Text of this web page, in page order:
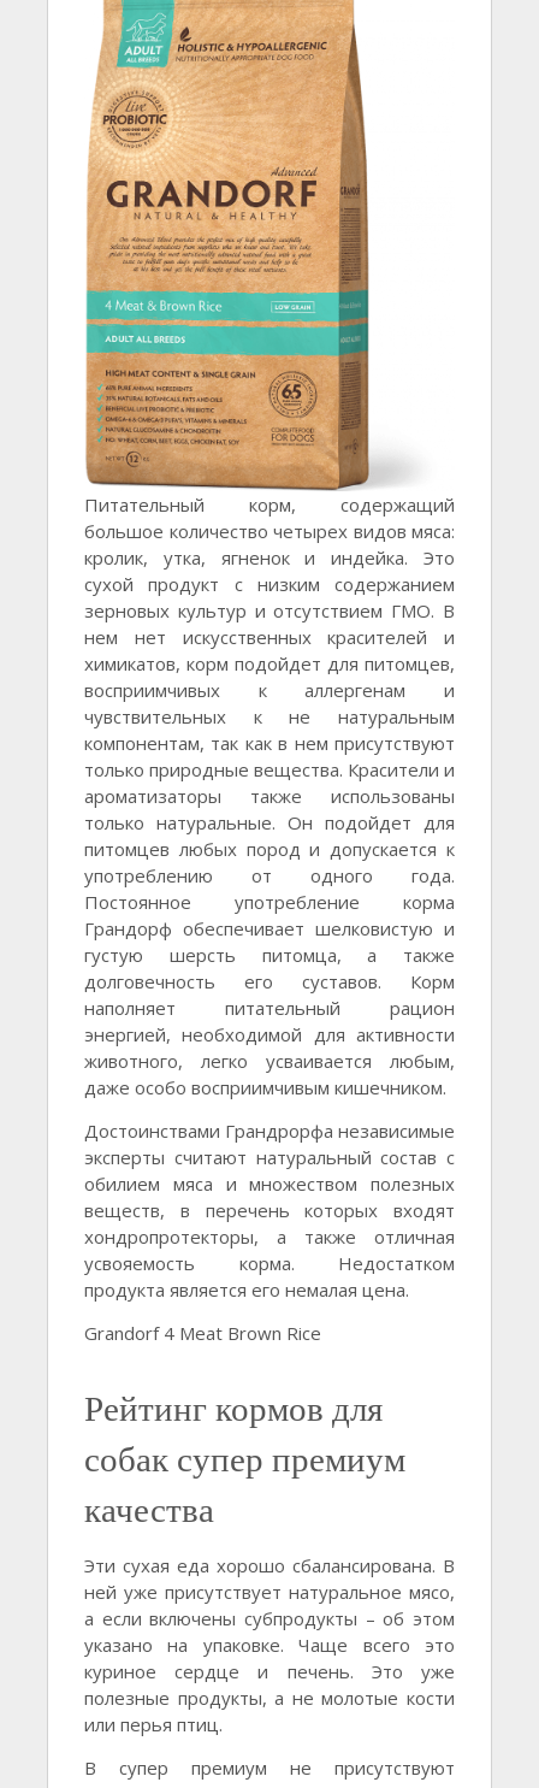
Питательный корм, содержащий
большое количество четырех видов мяса:
кролик, утка, ягненок и индейка. Это
сухой продукт с низким содержанием
зерновых культур и отсутствием ГМО. В
нем нет искусственных красителей и
химикатов, корм подойдет для питомцев,
восприимчивых к аллергенам и
чувствительных к не натуральным
компонентам, так как в нем присутствуют
только природные вещества. Красители и
ароматизаторы также использованы
только натуральные. Он подойдет для
питомцев любых пород и допускается к
употреблению от одного года.
Постоянное употребление корма
Грандорф обеспечивает шелковистую и
густую шерсть питомца, а также
долговечность его суставов. Корм
наполняет питательный рацион
энергией, необходимой для активности
животного, легко усваивается любым,
даже особо восприимчивым кишечником.
Достоинствами Грандрорфа независимые
эксперты считают натуральный состав с
обилием мяса и множеством полезных
веществ, в перечень которых входят
хондропротекторы, а также отличная
усвояемость корма. Недостатком
продукта является его немалая цена.
Grandorf 4 Meat Brown Rice
Рейтинг кормов для
собак супер премиум
качества
Эти сухая еда хорошо сбалансирована. В
ней уже присутствует натуральное мясо,
а если включены субпродукты – об этом
указано на упаковке. Чаще всего это
куриное сердце и печень. Это уже
полезные продукты, а не молотые кости
или перья птиц.
В супер премиум не присутствуют